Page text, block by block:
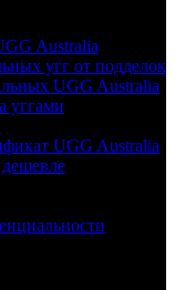
Australia
угг от подделок
UGG Australia
уггами
UGG Australia